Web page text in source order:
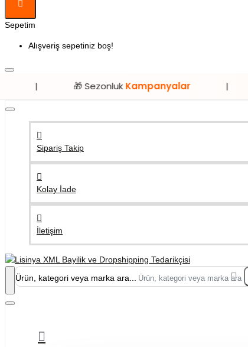
Sepetim
Alışveriş sepetiniz boş!
🎁 Sezonluk Kampanyalar | ⭐ Sadece
Sipariş Takip
Kolay İade
İletişim
Ürün, kategori veya marka ara...